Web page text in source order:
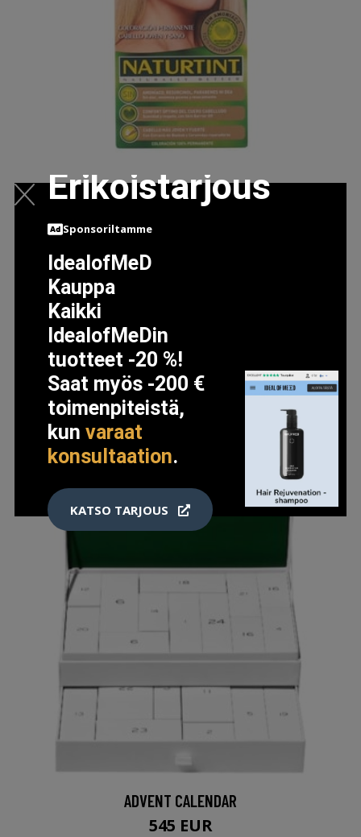
NATURTINT PYSYVÄ HIUSVÄRI NRO.10N ALBA BLONDI
5.49 EUR
LISÄTIETOJA
ADVENT CALENDAR
545 EUR
Erikoistarjous
Sponsoriltamme
IdealofMeD
Kauppa
Kaikki
IdealofMeDin
tuotteet -20 %!
Saat myös -200 €
toimenpiteistä,
kunvaraat
konsultaation.
KATSO TARJOUS